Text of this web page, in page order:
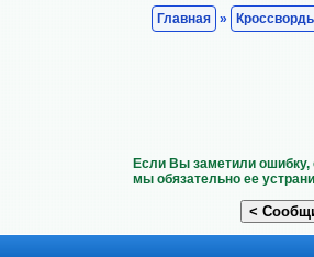
Главная »
Если Вы заметили
мы обязательно ее